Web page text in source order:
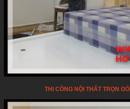
THI CÔNG NỘI THẤT TRỌN GÓI